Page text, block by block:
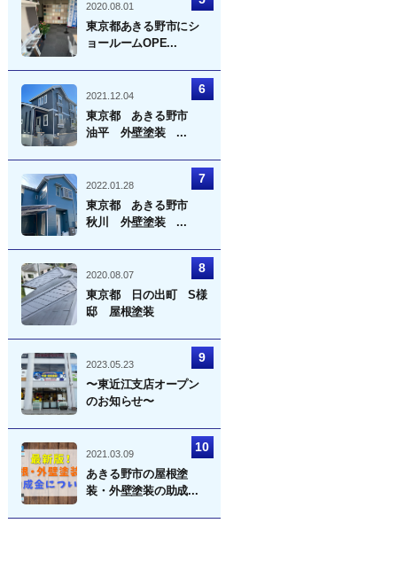
2020.08.01
東京都あきる野市にシ
ョールームOPE...
2021.12.04
東京都 あきる野市
油平 外壁塗装 ...
2022.01.28
東京都 あきる野市
秋川 外壁塗装 ...
2020.08.07
東京都 日の出町 S様
邸 屋根塗装
2023.05.23
〜東近江支店オープン
のお知らせ〜
2021.03.09
あきる野市の屋根塗
装・外壁塗装の助成...